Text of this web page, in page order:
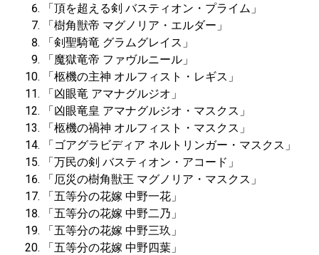
「頂を超える剣 バスティオン・プライム」
「樹角獣帝 マグノリア・エルダー」
「剣聖騎竜 グラムグレイス」
「魔獄竜帝 ファヴルニール」
「柩機の主神 オルフィスト・レギス」
「凶眼竜 アマナグルジオ」
「凶眼竜皇 アマナグルジオ・マスクス」
「柩機の禍神 オルフィスト・マスクス」
「ゴアグラビディア ネルトリンガー・マスクス」
「万民の剣 バスティオン・アコード」
「厄災の樹角獣王 マグノリア・マスクス」
「五等分の花嫁 中野一花」
「五等分の花嫁 中野二乃」
「五等分の花嫁 中野三玖」
「五等分の花嫁 中野四葉」